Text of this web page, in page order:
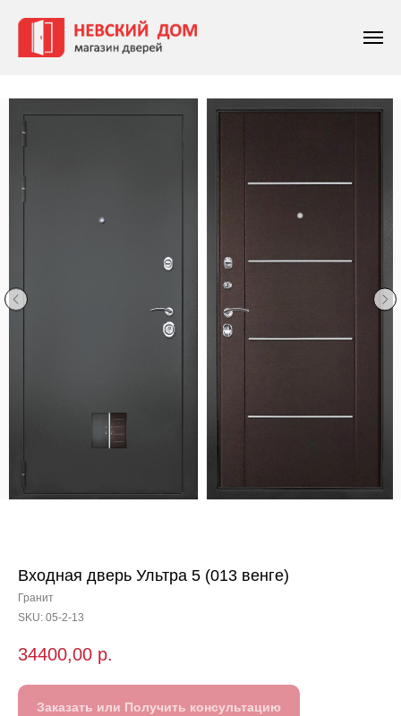
Входная дверь Ультра 5 (013 венге)
Гранит
SKU: 05-2-13
34400,00 р.
Заказать или Получить консультацию